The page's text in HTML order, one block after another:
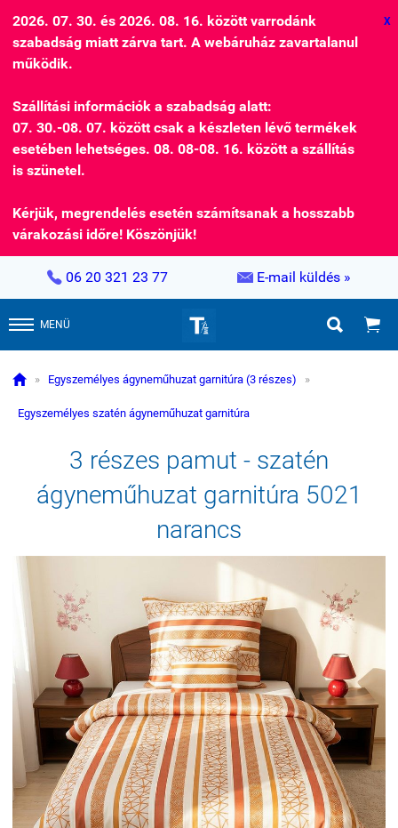
2026. 07. 30. és 2026. 08. 16. között varrodánk
szabadság miatt zárva tart. A webáruház zavartalanul
működik.
Szállítási információk a szabadság alatt:
07. 30.-08. 07. között csak a készleten lévő termékek
esetében lehetséges. 08. 08-08. 16. között a szállítás
is szünetel.
Kérjük, megrendelés esetén számítsanak a hosszabb
várakozási időre! Köszönjük!
X
 06 20 321 23 77  E-mail küldés »
MENÜ  
 » Egyszemélyes ágyneműhuzat garnitúra (3 részes) »
Egyszemélyes szatén ágyneműhuzat garnitúra
3 részes pamut - szatén
ágyneműhuzat garnitúra 5021
narancs